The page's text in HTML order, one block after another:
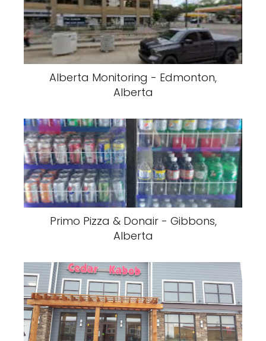
Alberta Monitoring - Edmonton,
Alberta
Primo Pizza & Donair - Gibbons,
Alberta